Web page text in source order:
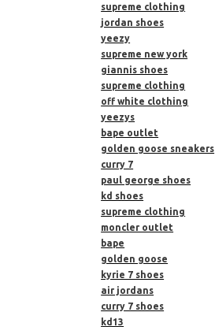
supreme clothing
jordan shoes
yeezy
supreme new york
giannis shoes
supreme clothing
off white clothing
yeezys
bape outlet
golden goose sneakers
curry 7
paul george shoes
kd shoes
supreme clothing
moncler outlet
bape
golden goose
kyrie 7 shoes
air jordans
curry 7 shoes
kd13